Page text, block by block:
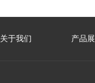
关于我们 产品